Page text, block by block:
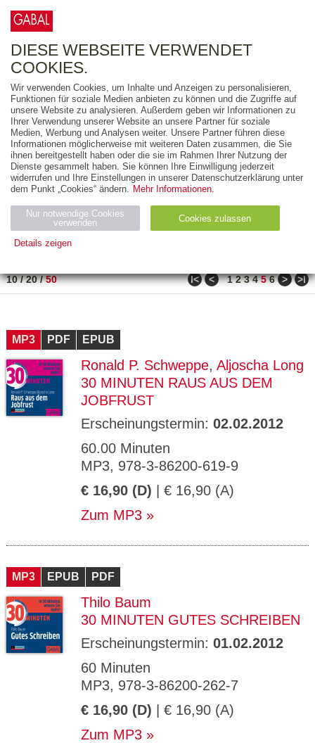
FREITEXT
AUSGABEART
AUS DER REIHE
ZUM THEMA
Neuerscheinung
Bestseller
PREIS
10/20/50 ǀ< < 1 2 3 4 5 6 > >ǀ
MP3 PDF EPUB
Ronald P. Schweppe, Aljoscha Long
30 MINUTEN RAUS AUS DEM
JOBFRUST
Erscheinungstermin: 02.02.2012
60.00 Minuten
MP3, 978-3-86200-619-9
€ 16,90 (D) | € 16,90 (A)
Zum MP3
MP3 EPUB PDF
Thilo Baum
30 MINUTEN GUTES SCHREIBEN
Erscheinungstermin: 01.02.2012
60 Minuten
MP3, 978-3-86200-262-7
€ 16,90 (D) | € 16,90 (A)
Zum MP3
DIESE WEBSEITE VERWENDET
COOKIES.
Wir verwenden Cookies, um Inhalte und Anzeigen zu personalisieren,
Funktionen für soziale Medien anbieten zu können und die Zugriffe auf
unsere Website zu analysieren. Außerdem geben wir Informationen zu
Ihrer Verwendung unserer Website an unsere Partner für soziale
Medien, Werbung und Analysen weiter. Unsere Partner führen diese
Informationen möglicherweise mit weiteren Daten zusammen, die Sie
ihnen bereitgestellt haben oder die sie im Rahmen Ihrer Nutzung der
Dienste gesammelt haben. Sie können Ihre Einwilligung jederzeit
widerrufen und Ihre Einstellungen in unserer Datenschutzerklärung unter
dem Punkt „Cookies“ ändern. Mehr Informationen.
Nur notwendige Cookies
verwenden
Cookies zulassen
Details zeigen
Name Zweck
Ty
ESSION
_ID
verlag.
de
Session verwendet
GV_CO
OKIES
gabal-
verlag.
Speichert den Zustimmungsstatus des
Benutzers für Cookies auf der aktuellen
Domäne.
90
ge
T